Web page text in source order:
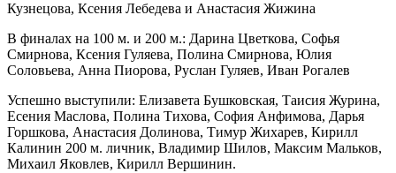
Кузнецова, Ксения Лебедева и Анастасия Жижина
В финалах на 100 м. и 200 м.: Дарина Цветкова, Софья
Смирнова, Ксения Гуляева, Полина Смирнова, Юлия
Соловьева, Анна Пиорова, Руслан Гуляев, Иван Рогалев
Успешно выступили: Елизавета Бушковская, Таисия Журина,
Есения Маслова, Полина Тихова, София Анфимова, Дарья
Горшкова, Анастасия Долинова, Тимур Жихарев, Кирилл
Калинин 200 м. личник, Владимир Шилов, Максим Мальков,
Михаил Яковлев, Кирилл Вершинин.